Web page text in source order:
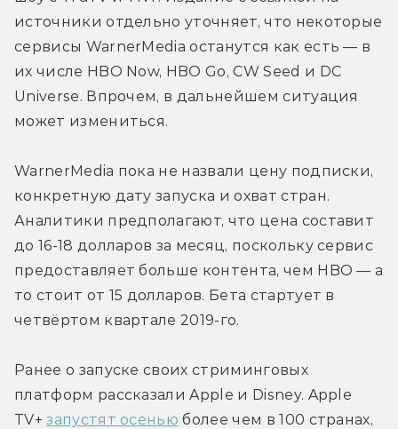
источники отдельно уточняет, что некоторые
сервисы WarnerMedia останутся как есть — в
их числе HBO Now, HBO Go, CW Seed и DC
Universe. Впрочем, в дальнейшем ситуация
может измениться.
WarnerMedia пока не назвали цену подписки,
конкретную дату запуска и охват стран.
Аналитики предполагают, что цена составит
до 16-18 долларов за месяц, поскольку сервис
предоставляет больше контента, чем HBO — а
то стоит от 15 долларов. Бета стартует в
четвёртом квартале 2019-го.
Ранее о запуске своих стриминговых
платформ рассказали Apple и Disney. Apple
TV+ запустят осенью более чем в 100 странах,